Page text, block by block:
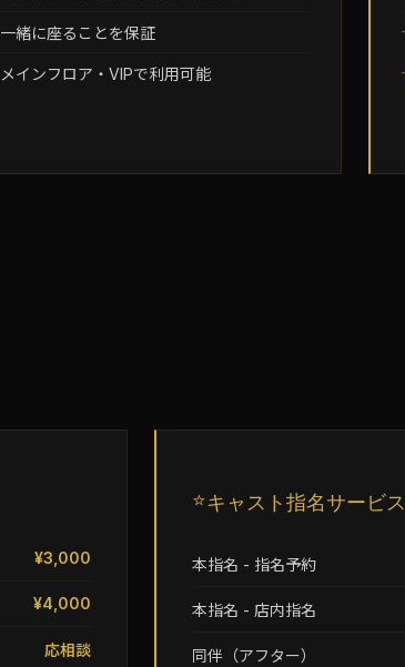
一緒に座ることを保証
メインフロア・VIPで利用可能
¥3,000
¥4,000
応相談
⭐キャスト指名サービス
本指名 - 指名予約
本指名 - 店内指名
同伴（アフター）